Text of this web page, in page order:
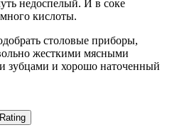
недоспелый. И в соке
кислоты.
столовые приборы,
жесткими мясными
зубцами и хорошо наточенный